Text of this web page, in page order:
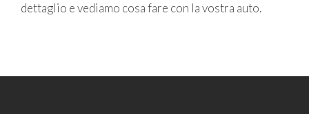
dettaglio e vediamo cosa fare con la vostra auto.